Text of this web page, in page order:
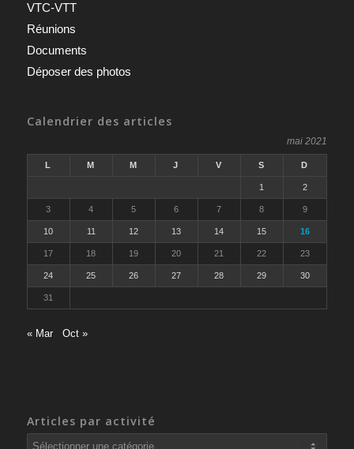
VTC-VTT
Réunions
Documents
Déposer des photos
Calendrier des articles
mai 2021
L M M J V S D
1 2
3 4 5 6 7 8 9
10 11 12 13 14 15 16
17 18 19 20 21 22 23
24 25 26 27 28 29 30
31
« Mar Oct »
Articles par activité
Articles